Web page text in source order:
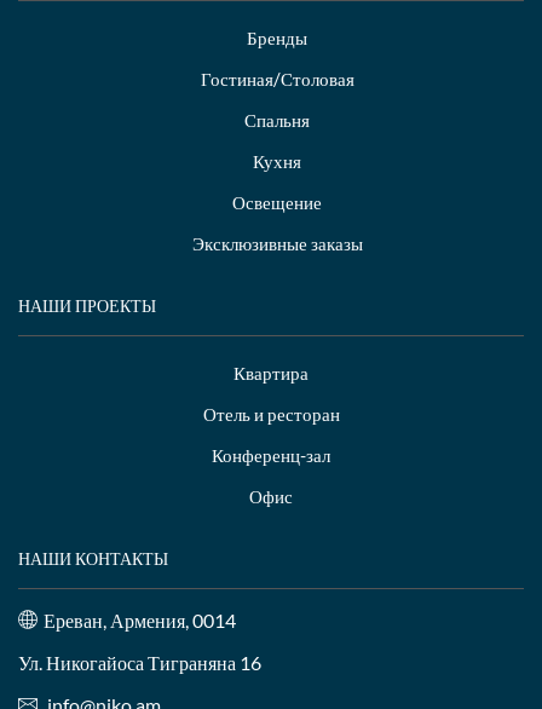
Бренды
Гостиная/Столовая
Спальня
Кухня
Освещение
Эксклюзивные заказы
НАШИ ПРОЕКТЫ
Квартира
Отель и ресторан
Конференц-зал
Офис
НАШИ КОНТАКТЫ
Ереван, Армения, 0014
Ул. Никогайоса Тиграняна 16